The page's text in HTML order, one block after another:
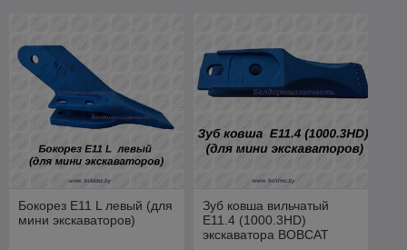
Бокорез E11 L левый (для
мини экскаваторов)
Зуб ковша вильчатый
E11.4 (1000.3HD)
экскаватора BOBCAT